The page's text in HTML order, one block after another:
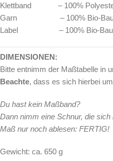
Klettband – 100%
Garn – 100% Bio-
Label – 100% Bio-
DIMENSIONEN:
Bitte entnimm der Maßtabelle in
Beachte, dass es sich hierbei
Du hast kein Maßband?
Dann nimm eine Schnur, die
Maß nur noch ablesen: FERTIG!
Gewicht: ca. 650 g